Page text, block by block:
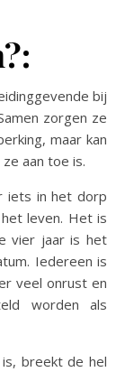
bij
zorgen ze
maar kan
aan toe is.
iets in het dorp
leven. Het is
vier jaar is het
Iedereen is
veel onrust en
worden als
breekt de hel